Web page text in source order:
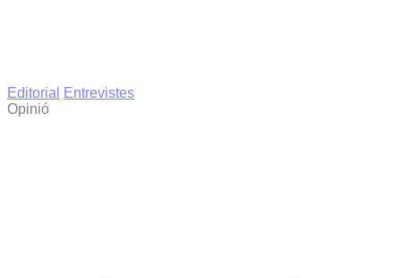
Editorial
Entrevistes
Opinió